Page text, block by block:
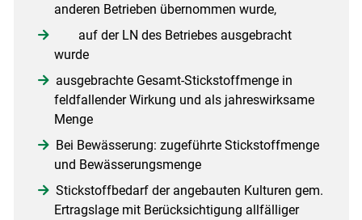
anderen Betrieben übernommen wurde,
auf der LN des Betriebes ausgebracht
wurde
ausgebrachte Gesamt-Stickstoffmenge in
feldfallender Wirkung und als jahreswirksame
Menge
Bei Bewässerung: zugeführte Stickstoffmenge
und Bewässerungsmenge
Stickstoffbedarf der angebauten Kulturen gem.
Ertragslage mit Berücksichtigung allfälliger